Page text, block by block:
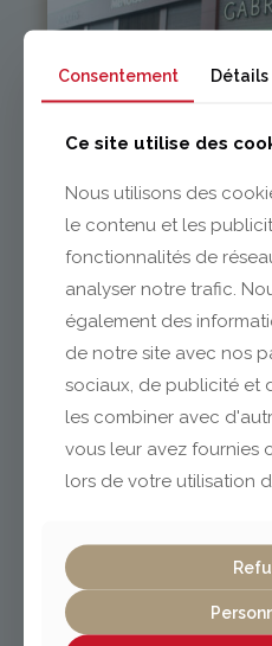
04
Vichy /
Consentement Détails
Ce site utilise des
Nous utilisons des
le contenu et les
fonctionnalités de
analyser notre trafic.
également des
de notre site avec nos
sociaux, de publicité et
les combiner avec
vous leur avez fournies
lors de votre utilisation